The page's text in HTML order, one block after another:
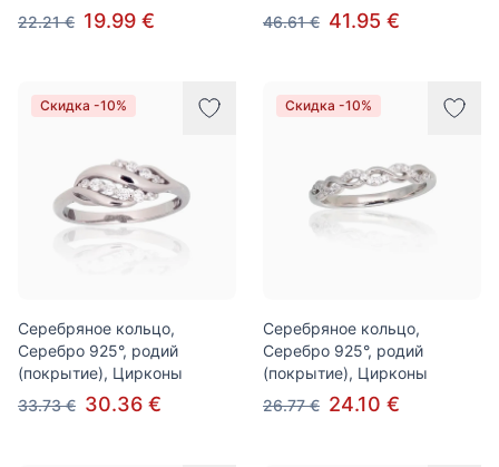
22.21 € 19.99 €
46.61 € 41.95 €
Скидка -10%
Серебряное кольцо,
Серебро 925°, родий
(покрытие), Цирконы
33.73 € 30.36 €
Скидка -10%
Серебряное кольцо,
Серебро 925°, родий
(покрытие), Цирконы
26.77 € 24.10 €